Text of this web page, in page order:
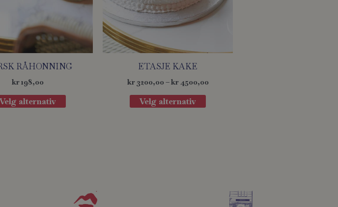
RÅHONNING
kr198,00
Velg alternativ
ETASJE KAKE
kr3200,00 –kr4500,00
Velg alternativ